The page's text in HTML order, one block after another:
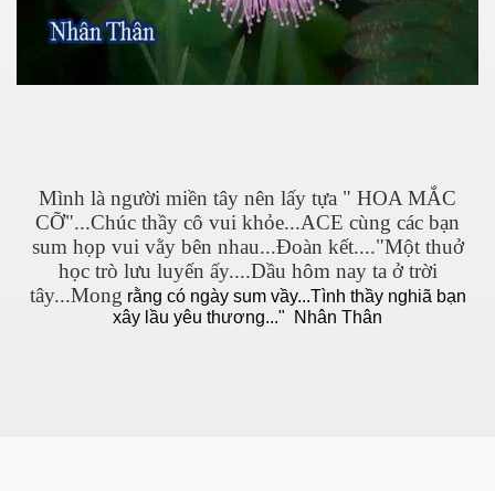
Mình là người miền tây nên lấy tựa " HOA MẮC
CỠ"...Chúc thầy cô vui khỏe...ACE cùng các bạn
sum họp vui vằy bên nhau...Đoàn kết...."Một thuở
học trò lưu luyến ấy....Dầu hôm nay ta ở trời
tây...Mong rằng có ngày sum vầy...Tình thầy nghiã bạn
xây lầu yêu thương..." Nhân Thân